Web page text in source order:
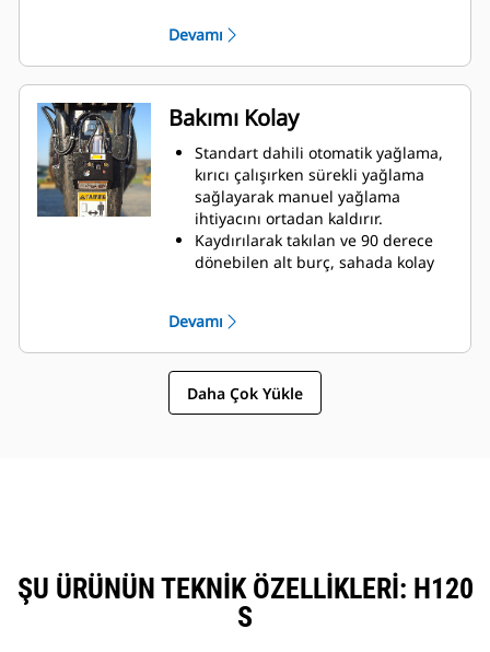
yardımcı olur.
Kritik hidrolik komponentlerin
muhafaza içinde hasara karşı
korunuyor olması, sahadaki kesinti
sürelerinin azaltılmasına yardımcı
olur.
Devamı
Bakımı Kolay
Standart dahili otomatik yağlama,
kırıcı çalışırken sürekli yağlama
sağlayarak manuel yağlama
ihtiyacını ortadan kaldırır.
Kaydırılarak takılan ve 90 derece
dönebilen alt burç, sahada kolay
kullanım ömrünü uzatmaya
yardımcı olur.
Petrol yakıtlı tasarım, gaz
dolumunu kontrol etme ihtiyacını
ortadan kaldırır.
Devamı
Daha Çok Yükle
ŞU ÜRÜNÜN TEKNIK ÖZELLIKLERI: H120
S